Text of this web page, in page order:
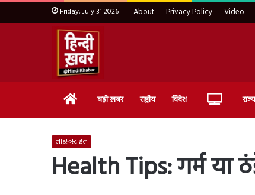
Friday, July 31 2026 About Privacy Policy Video
Home बड़ी ख़बर राष्ट्रीय विदेश Live राज्य
लाइफ़स्टाइल
Health Tips: गर्म